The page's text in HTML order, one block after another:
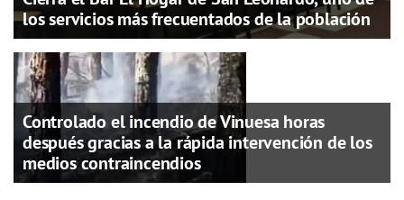
los servicios más frecuentados de la población
Controlado el incendio de Vinuesa horas
después gracias a la rápida intervención de los
medios contraincendios